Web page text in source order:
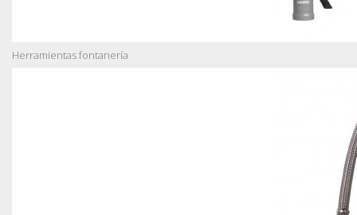
Herramientas fontanería